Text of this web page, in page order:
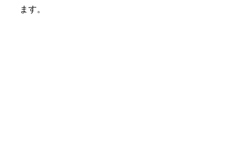
ます。